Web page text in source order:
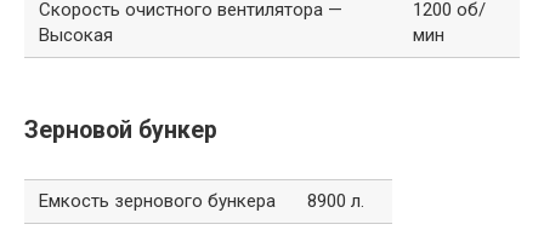
Скорость очистного вентилятора —
Высокая
1200 об/
мин
Зерновой бункер
Емкость зернового бункера
8900 л.